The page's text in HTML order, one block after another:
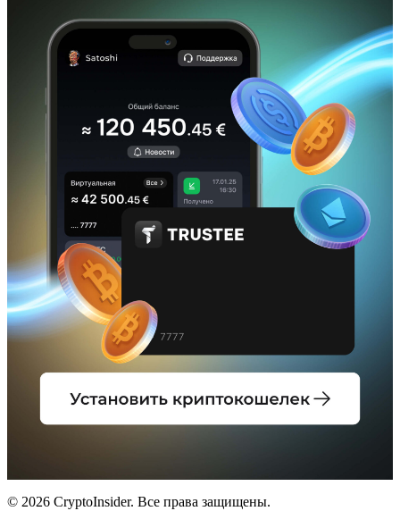
© 2026 CryptoInsider. Все права защищены.